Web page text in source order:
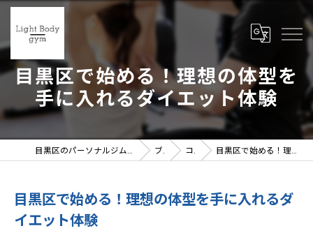
目黒区で始める！理想の体型を
手に入れるダイエット体験
目黒区のパーソナルジムならLight Body gymへ | 女性トレーナー在籍 ブログ コラム 目黒区で始める！理想の体型を手に入れるダイエット体験
目黒区で始める！理想の体型を手に入れるダ
イエット体験